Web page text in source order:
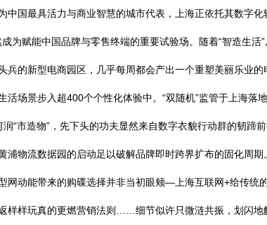
国最具活力与商业智慧的城市代表，上海正依托其数字
为赋能中国品牌与零售终端的重要试验场。随着“智造生
的新型电商园区，几乎每周都会产出一个重塑美丽乐业
场景步入超400个个性化体验中。“双随机”监管于上海落
“市造物”，先下头的功夫显然来自数字衣貌行动群的韧
物流数据园的启动足以破解品牌即时跨界扩布的固化周
动能带来的购碟选择并非当初眼颊—上海互联网+给传统
样玩真的更燃营销法则……细节似许只微涟共振，划闪地